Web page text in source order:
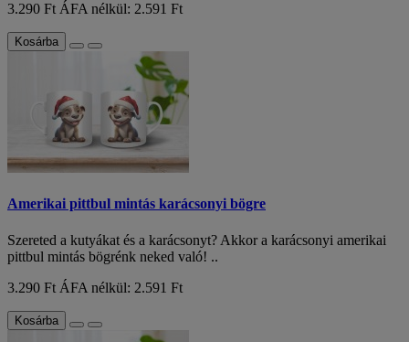
3.290 Ft ÁFA nélkül: 2.591 Ft
Kosárba
Amerikai pittbul mintás karácsonyi bögre
Szereted a kutyákat és a karácsonyt? Akkor a karácsonyi amerikai
pittbul mintás bögrénk neked való! ..
3.290 Ft ÁFA nélkül: 2.591 Ft
Kosárba